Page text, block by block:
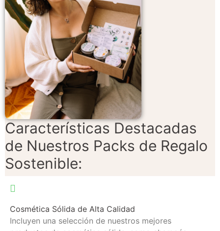
Características Destacadas
de Nuestros Packs de Regalo
Sostenible:
Cosmética Sólida de Alta Calidad
Incluyen una selección de nuestros mejores